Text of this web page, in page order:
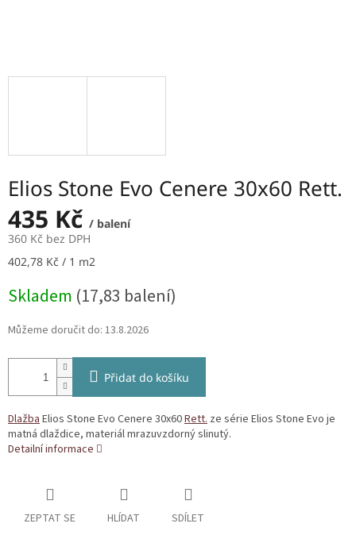
Elios Stone Evo Cenere 30x60 Rett.
435 Kč / balení
360 Kč bez DPH
Měrná
402,78 Kč / 1 m2
Skladem (17,83 balení)
Můžeme doručit do: 13.8.2026
Přidat do košíku
DlažbaElios Stone Evo Cenere 30x60Rett. ze série Elios Stone Evo je
matná dlaždice, materiál mrazuvzdorný slinutý.
Detailní informace
ZEPTAT SE HLÍDAT SDÍLET